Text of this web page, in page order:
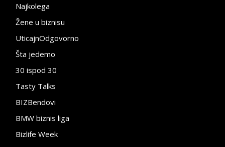
Najkolega
Žene u biznisu
UticajnOdgovorno
Šta jedemo
30 ispod 30
Tasty Talks
BIZBendovi
BMW biznis liga
Bizlife Week